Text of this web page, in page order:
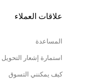
علاقات العملاء
المساعدة
استمارة إشعار التحويل
كيف يمكنني التسوق